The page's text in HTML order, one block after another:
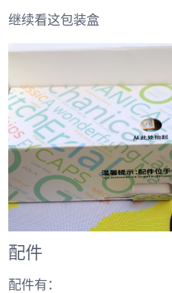
继续看这包装盒
配件
配件有：